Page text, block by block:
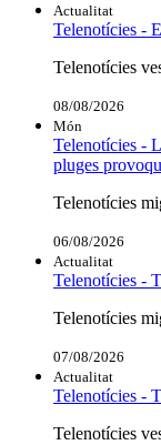
Actualitat
Telenotícies -
Telenotícies
08/08/2026
Món
Telenotícies -
pluges
Telenotícies
06/08/2026
Actualitat
Telenotícies -
Telenotícies
07/08/2026
Actualitat
Telenotícies -
Telenotícies